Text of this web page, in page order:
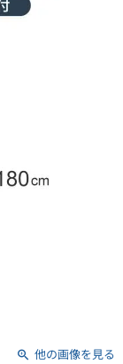
他の画像を見る